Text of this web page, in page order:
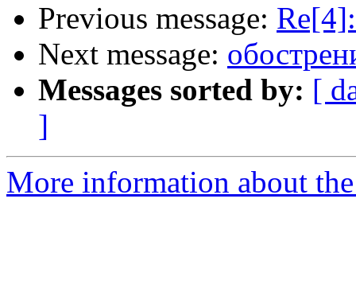
Previous message:
Next message:
Messages sorted by: [
]
More information about